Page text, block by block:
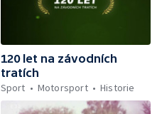
120 let na závodních
tratích
Sport
Motorsport Historie